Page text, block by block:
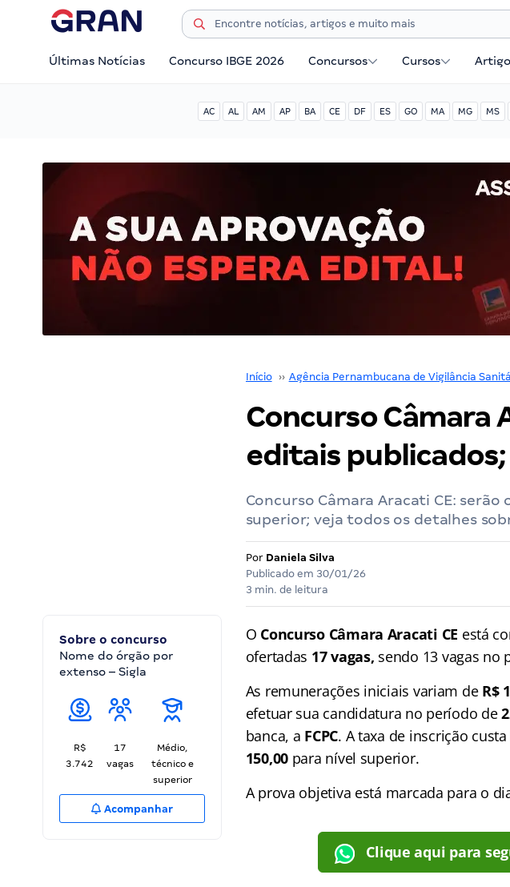
Últimas Notícias Concurso IBGE 2026 Concursos Cursos
AC AL AM AP BA CE DF ES GO MA MG MS
Início ›› Agência Pernambucana de Vigilância
Concurso Câmara
editais
Concurso Câmara Aracati CE:
superior; veja todos os detalhes
Por Daniela Silva
Publicado em 30/01/26
3 min. de leitura
Sobre o concurso
Nome do órgão por
extenso – Sigla
R$
3.742
17
vagas
Médio,
técnico e
superior
Acompanhar
O Concurso Câmara Aracati CE está
ofertadas 17 vagas, sendo 13 vagas no
As remunerações iniciais variam de R$
efetuar sua candidatura no período de
banca, a FCPC. A taxa de inscrição custa
150,00para nível superior.
A prova objetiva está marcada para o
Clique aqui para